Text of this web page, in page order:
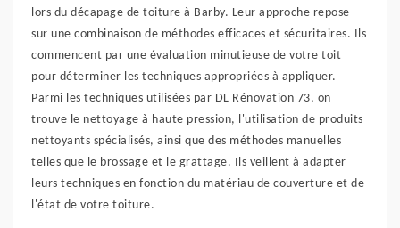
lors du décapage de toiture à Barby. Leur approche repose
sur une combinaison de méthodes efficaces et sécuritaires. Ils
commencent par une évaluation minutieuse de votre toit
pour déterminer les techniques appropriées à appliquer.
Parmi les techniques utilisées par DL Rénovation 73, on
trouve le nettoyage à haute pression, l'utilisation de produits
nettoyants spécialisés, ainsi que des méthodes manuelles
telles que le brossage et le grattage. Ils veillent à adapter
leurs techniques en fonction du matériau de couverture et de
l'état de votre toiture.